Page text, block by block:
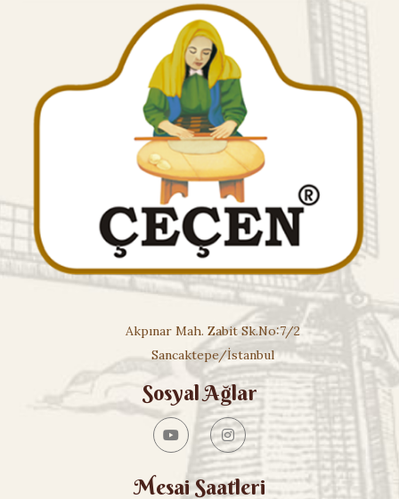
Akpınar Mah. Zabit Sk.No:7/2
Sancaktepe/İstanbul
Sosyal Ağlar
Mesai Saatleri